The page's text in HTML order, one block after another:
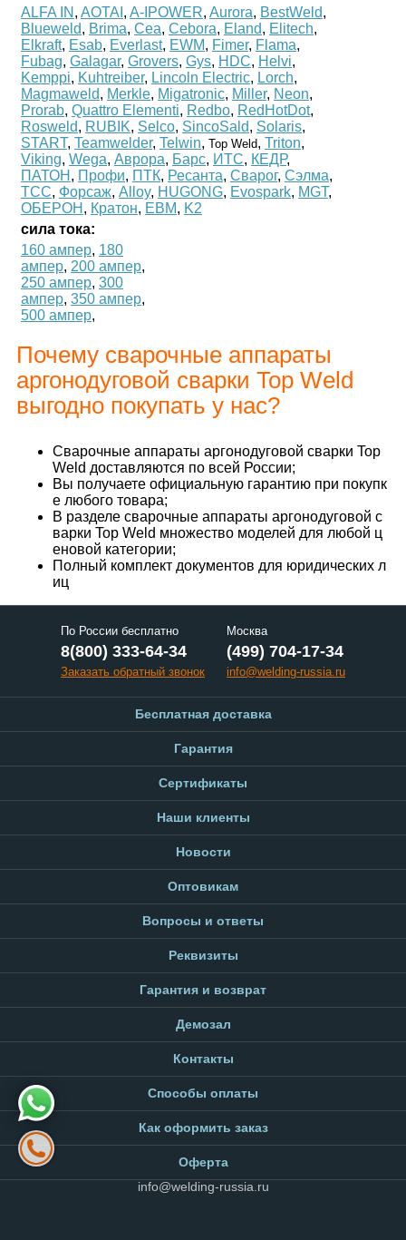
ALFA IN , AOTAI , A-IPOWER, Aurora, BestWeld,
Blueweld, Brima, Cea, Cebora, Eland, Elitech,
Elkraft, Esab, Everlast, EWM, Fimer, Flama,
Fubag, Galagar, Grovers, Gys, HDC, Helvi,
Kemppi, Kuhtreiber, Lincoln Electric, Lorch,
Magmaweld, Merkle, Migatronic, Miller, Neon,
Prorab, Quattro Elementi, Redbo, RedHotDot,
Rosweld, RUBIK, Selco, SincoSald, Solaris,
START, Teamwelder, Telwin, Top Weld, Triton,
Viking, Wega, Аврора, Барс, ИТС, КЕДР,
ПАТОН , Профи, ПТК, Ресанта, Сварог, Сэлма,
ТСС, Форсаж, Alloy, HUGONG, Evospark, MGT,
ОБЕРОН , Кратон, ЕВМ, K2
сила тока:
160 ампер, 180
ампер, 200 ампер,
250 ампер, 300
ампер, 350 ампер,
500 ампер,
Почему сварочные аппараты
аргонодуговой сварки Top Weld
выгодно покупать у нас?
Сварочные аппараты аргонодуговой сварки Top
Weld доставляются по всей России;
Вы получаете официальную гарантию при покупк
е любого товара;
В разделе сварочные аппараты аргонодуговой с
варки Top Weld множество моделей для любой ц
еновой категории;
Полный комплект документов для юридических л
иц
По России бесплатно
8(800) 333-64-34
Заказать обратный звонок
Москва
(499) 704-17-34
info@welding-russia.ru
Бесплатная доставка
Гарантия
Сертификаты
Наши клиенты
Новости
Оптовикам
Вопросы и ответы
Реквизиты
Гарантия и возврат
Демозал
Контакты
Способы оплаты
Как оформить заказ
Оферта
info@welding-russia.ru